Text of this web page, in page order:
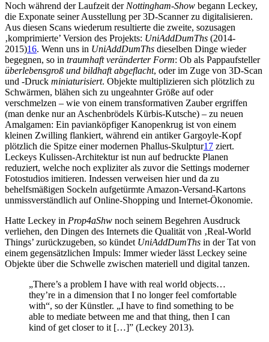
Noch während der Laufzeit der Nottingham-Show begann Leckey,
die Exponate seiner Ausstellung per 3D-Scanner zu digitalisieren.
Aus diesen Scans wiederum resultierte die zweite, sozusagen
‚komprimierte’ Version des Projekts: UniAddDumThs (2014-
2015)16. Wenn uns in UniAddDumThs dieselben Dinge wieder
begegnen, so in traumhaft veränderter Form: Ob als Pappaufsteller
überlebensgroß und bildhaft abgeflacht, oder im Zuge von 3D-Scan
und -Druck miniaturisiert. Objekte multiplizieren sich plötzlich zu
Schwärmen, blähen sich zu ungeahnter Größe auf oder
verschmelzen – wie von einem transformativen Zauber ergriffen
(man denke nur an Aschenbrödels Kürbis-Kutsche) – zu neuen
Amalgamen: Ein pavianköpfiger Kanopenkrug ist von einem
kleinen Zwilling flankiert, während ein antiker Gargoyle-Kopf
plötzlich die Spitze einer modernen Phallus-Skulptur17 ziert.
Leckeys Kulissen-Architektur ist nun auf bedruckte Planen
reduziert, welche noch expliziter als zuvor die Settings moderner
Fotostudios imitieren. Indessen verweisen hier und da zu
behelfsmäßigen Sockeln aufgetürmte Amazon-Versand-Kartons
unmissverständlich auf Online-Shopping und Internet-Ökonomie.
Hatte Leckey in Prop4aShw noch seinem Begehren Ausdruck
verliehen, den Dingen des Internets die Qualität von ‚Real-World
Things’ zurückzugeben, so kündet UniAddDumThs in der Tat von
einem gegensätzlichen Impuls: Immer wieder lässt Leckey seine
Objekte über die Schwelle zwischen materiell und digital tanzen.
„There’s a problem I have with real world objects…
they’re in a dimension that I no longer feel comfortable
with“, so der Künstler. „I have to find something to be
able to mediate between me and that thing, then I can
kind of get closer to it […]” (Leckey 2013).